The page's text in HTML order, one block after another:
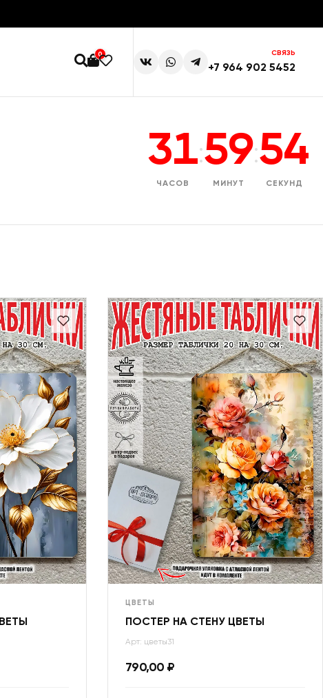
0 СВЯЗЬ
+7 964 902 5452
31
ЧАСОВ
:59
МИНУТ
:53
СЕКУНД
ЦВЕТЫ
ПОСТЕР НА СТЕНУ ЦВЕТЫ
Арт: цветы31
790,00 ₽